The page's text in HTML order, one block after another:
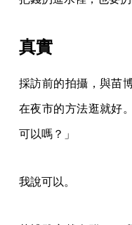
真實
採訪前的拍攝，與苗
在夜市的方法逛就好
可以嗎？」
我說可以。